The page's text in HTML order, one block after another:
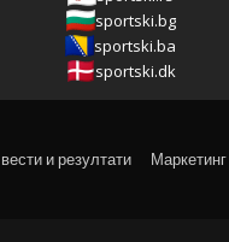
sportski.bg
sportski.ba
sportski.dk
и резултати Маркетинг